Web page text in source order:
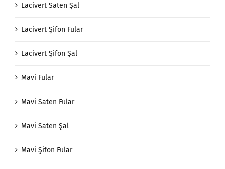
Lacivert Saten Şal
Lacivert Şifon Fular
Lacivert Şifon Şal
Mavi Fular
Mavi Saten Fular
Mavi Saten Şal
Mavi Şifon Fular